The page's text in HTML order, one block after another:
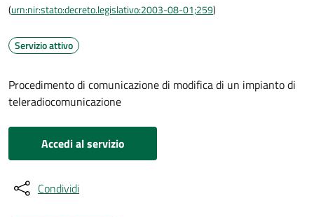
(urn:nir:stato:decreto.legislativo:2003-08-01;259)
Servizio attivo
Procedimento di comunicazione di modifica di un impianto di
teleradiocomunicazione
Accedi al servizio
Condividi